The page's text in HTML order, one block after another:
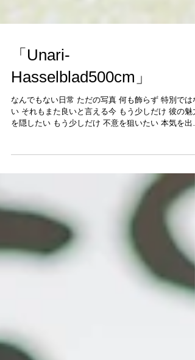
「Unari-
Hasselblad500cm」
を隠したい もう少しだけ 不意を狙いたい 本気を出
れたら “かっこいい”が先行して 素敵な香り(空気)を感
じる間がなくなりそうだから 今はまだここまで 近
すぎず...